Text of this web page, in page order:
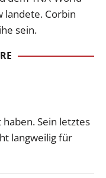
landete. Corbin
sein.
Sein letztes
langweilig für